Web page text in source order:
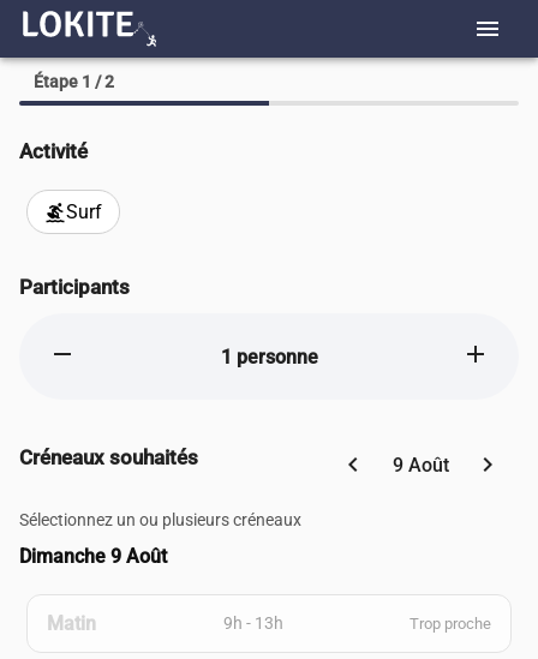
menu
Étape 1 / 2
Activité
surfingSurf
Participants
remove 1 personne add
Créneaux souhaités chevron_left 9 Août chevron_right
Sélectionnez un ou plusieurs créneaux
Dimanche 9 Août
Matin 9h - 13h Trop proche